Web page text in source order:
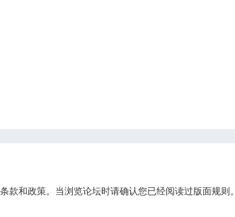
和政策。当浏览论坛时请确认您已经阅读过版面规则。